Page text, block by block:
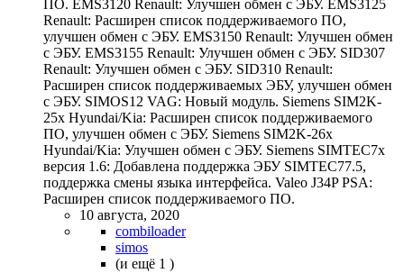
ПО. EMS3120 Renault: Улучшен обмен с ЭБУ. EMS3125
Renault: Расширен список поддерживаемого ПО,
улучшен обмен с ЭБУ. EMS3150 Renault: Улучшен обмен
с ЭБУ. EMS3155 Renault: Улучшен обмен с ЭБУ. SID307
Renault: Улучшен обмен с ЭБУ. SID310 Renault:
Расширен список поддерживаемых ЭБУ, улучшен обмен
с ЭБУ. SIMOS12 VAG: Новый модуль. Siemens SIM2K-
25x Hyundai/Kia: Расширен список поддерживаемого
ПО, улучшен обмен с ЭБУ. Siemens SIM2K-26x
Hyundai/Kia: Улучшен обмен с ЭБУ. Siemens SIMTEC7x
версия 1.6: Добавлена поддержка ЭБУ SIMTEC77.5,
поддержка смены языка интерфейса. Valeo J34P PSA:
Расширен список поддерживаемого ПО.
10 августа, 2020
combiloader
simos
(и ещё 1 )